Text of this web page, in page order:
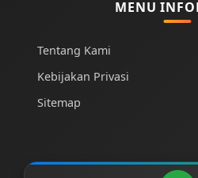
MENU
Tentang Kami
Kebijakan Privasi
Sitemap